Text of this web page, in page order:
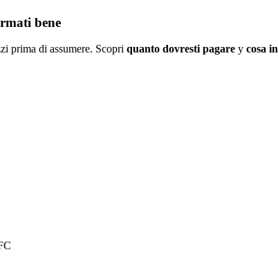
bene
prima di assumere. Scopri quanto dovresti pagare y cosa